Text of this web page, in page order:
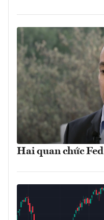
Hai quan chức